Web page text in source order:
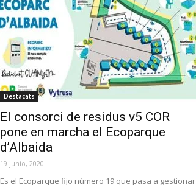
Destacats
El consorci de residus v5 COR
pone en marcha el Ecoparque
d’Albaida
19 junio, 2020
Es el Ecoparque fijo número 19 que pasa a gestionar